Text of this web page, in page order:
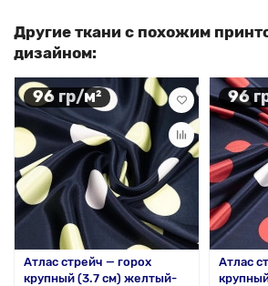
Другие ткани с похожим
дизайном:
96 гр/м²
Атлас стрейч — горох
крупный (3.7 см) желтый-
96
Атлас